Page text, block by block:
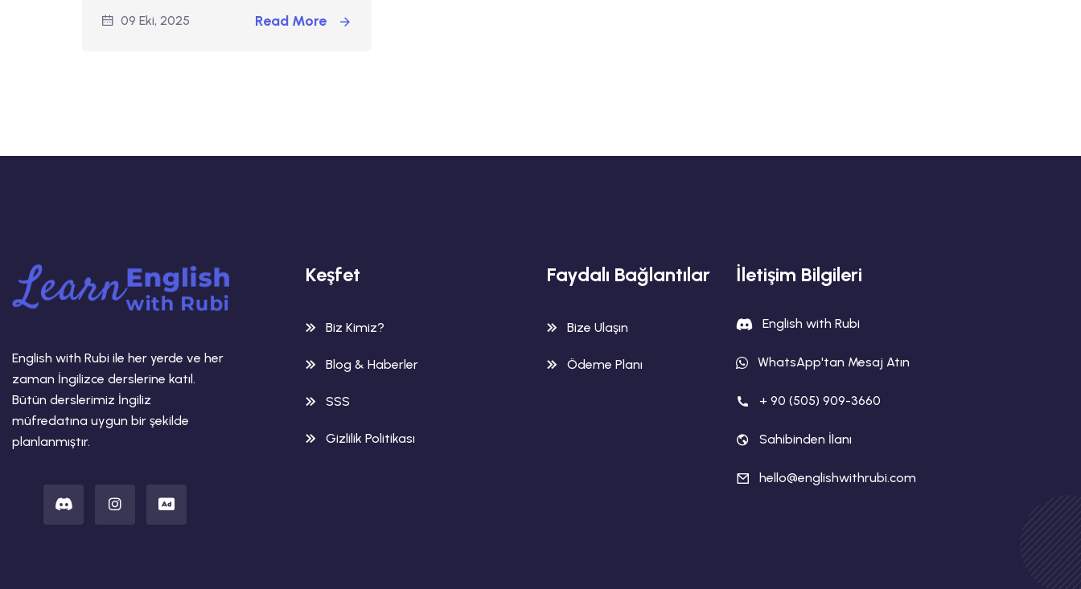
09 Eki, 2025 Read More
English with Rubi ile her yerde ve her
zaman İngilizce derslerine katıl.
Bütün derslerimiz İngiliz
müfredatına uygun bir şekilde
planlanmıştır.
Keşfet
Biz Kimiz?
Blog & Haberler
SSS
Gizlilik Politikası
Faydalı Bağlantılar
Bize Ulaşın
Ödeme Planı
İletişim Bilgileri
English with Rubi
WhatsApp'tan Mesaj Atın
+ 90 (505) 909-3660
Sahibinden İlanı
hello@englishwithrubi.com